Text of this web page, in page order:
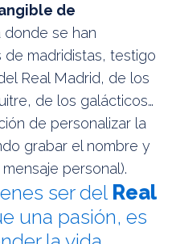
de
donde se han
madridistas, testigo
Real Madrid, de los
de los galácticos…
de personalizar la
grabar el nombre y
personal).
ser del Real
una pasión, es